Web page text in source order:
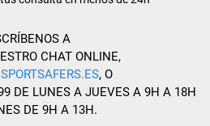
A
CHAT ONLINE,
, O
DE LUNES A JUEVES A 9H A 18H
DE 9H A 13H.